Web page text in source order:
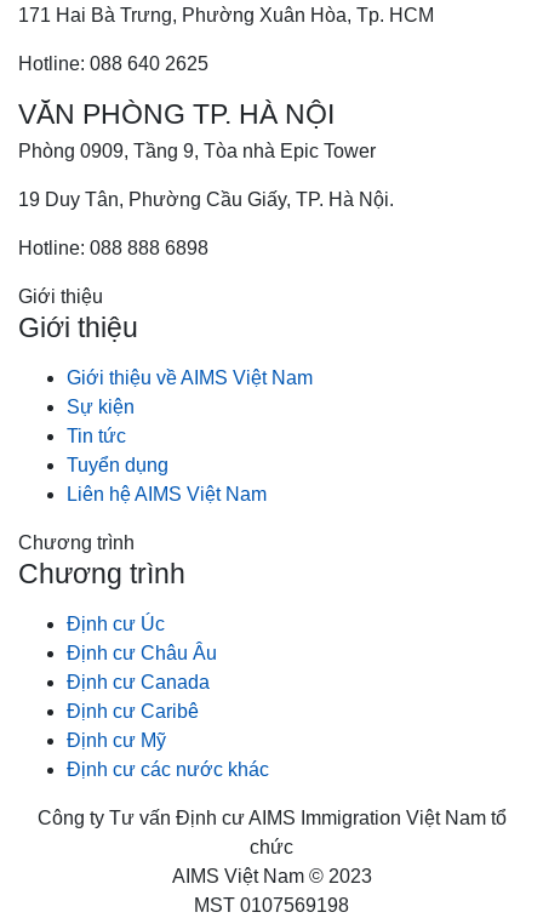
171 Hai Bà Trưng, Phường Xuân Hòa, Tp. HCM
Hotline: 088 640 2625
VĂN PHÒNG TP. HÀ NỘI
Phòng 0909, Tầng 9, Tòa nhà Epic Tower
19 Duy Tân, Phường Cầu Giấy, TP. Hà Nội.
Hotline: 088 888 6898
Giới thiệu
Giới thiệu
Giới thiệu về AIMS Việt Nam
Sự kiện
Tin tức
Tuyển dụng
Liên hệ AIMS Việt Nam
Chương trình
Chương trình
Định cư Úc
Định cư Châu Âu
Định cư Canada
Định cư Caribê
Định cư Mỹ
Định cư các nước khác
Công ty Tư vấn Định cư AIMS Immigration Việt Nam tổ
chức
AIMS Việt Nam © 2023
MST 0107569198